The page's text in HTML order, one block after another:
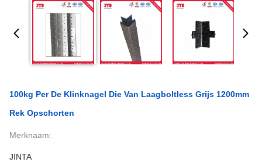
100kg Per De Klinknagel Die Van Laagboltless Grijs 1200mm
Rek Opschorten
Merknaam:
JINTA